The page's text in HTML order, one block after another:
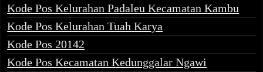
Kode Pos Kelurahan Padaleu Kecamatan Kambu
Kode Pos Kelurahan Tuah Karya
Kode Pos 20142
Kode Pos Kecamatan Kedunggalar Ngawi